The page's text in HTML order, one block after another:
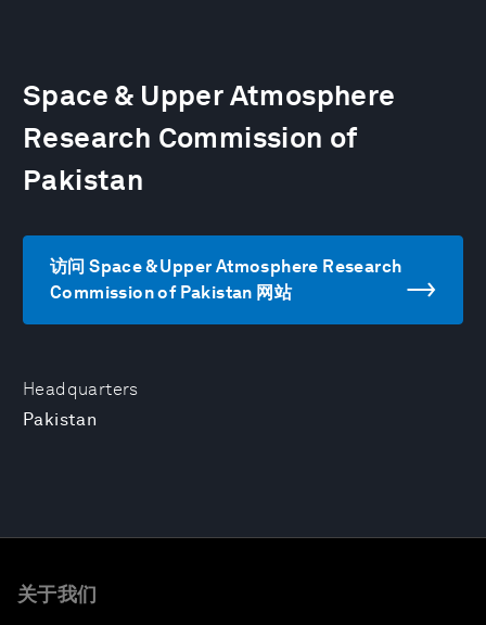
Headquarters
Pakistan
Space & Upper Atmosphere
Research Commission of
Pakistan
访问 Space & Upper Atmosphere Research
Commission of Pakistan 网站
关于我们